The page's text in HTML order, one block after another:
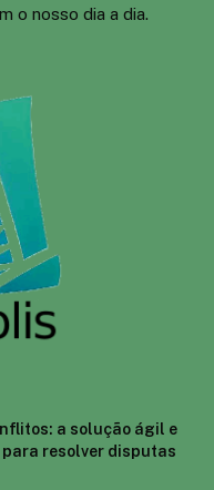
o nosso dia a dia.
a solução ágil e
resolver disputas